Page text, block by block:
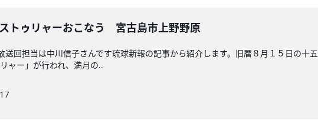
トゥリャーおこなう 宮古島市上野野原
送回担当は中川信子さんです琉球新報の記事から紹介します。旧暦８月１５日の十
ャー」が行われ、満月の...